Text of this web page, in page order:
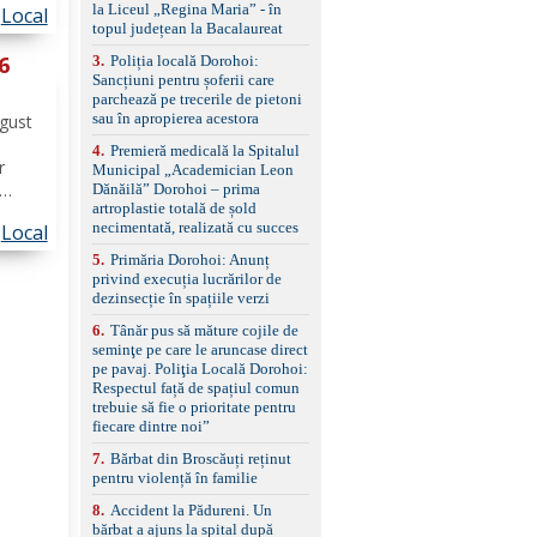
de
Local
La
Local
împreună cu un set de
anvelope de iarnă.
la Liceul „Regina Maria” - în
topul județean la Bacalaureat
3. Poliția locală Dorohoi:
Sancțiuni pentru șoferii care
parchează pe trecerile de pietoni
sau în apropierea acestora
4. Premieră medicală la Spitalul
Municipal „Academician Leon
Dănăilă” Dorohoi – prima
artroplastie totală de șold
necimentată, realizată cu succes
5. Primăria Dorohoi: Anunț
privind execuția lucrărilor de
dezinsecție în spațiile verzi
6. Tânăr pus să măture cojile de
seminţe pe care le aruncase direct
pe pavaj. Poliţia Locală Dorohoi:
Respectul față de spațiul comun
trebuie să fie o prioritate pentru
fiecare dintre noi”
7. Bărbat din Broscăuți reținut
pentru violență în familie
8. Accident la Pădureni. Un
bărbat a ajuns la spital după